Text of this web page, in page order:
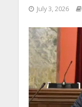
July 3, 2026